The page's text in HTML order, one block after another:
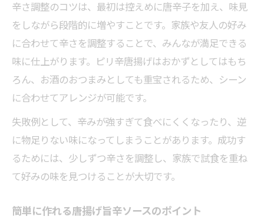
辛さ調整のコツは、最初は控えめに唐辛子を加え、味見
をしながら段階的に増やすことです。家族や友人の好み
に合わせて辛さを調整することで、みんなが満足できる
味に仕上がります。ピリ辛唐揚げはおかずとしてはもち
ろん、お酒のおつまみとしても重宝されるため、シーン
に合わせてアレンジが可能です。
失敗例として、辛みが強すぎて食べにくくなったり、逆
に物足りない味になってしまうことがあります。成功す
るためには、少しずつ辛さを調整し、家族で試食を重ね
て好みの味を見つけることが大切です。
簡単に作れる唐揚げ旨辛ソースのポイント